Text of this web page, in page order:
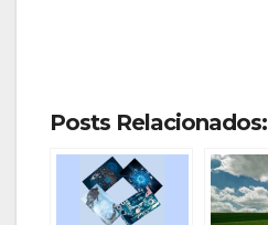
Posts Relacionados: